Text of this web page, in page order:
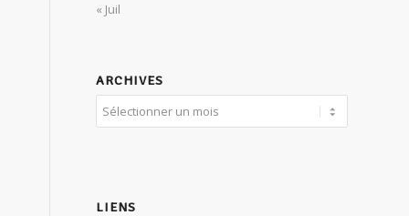
« Juil
ARCHIVES
LIENS